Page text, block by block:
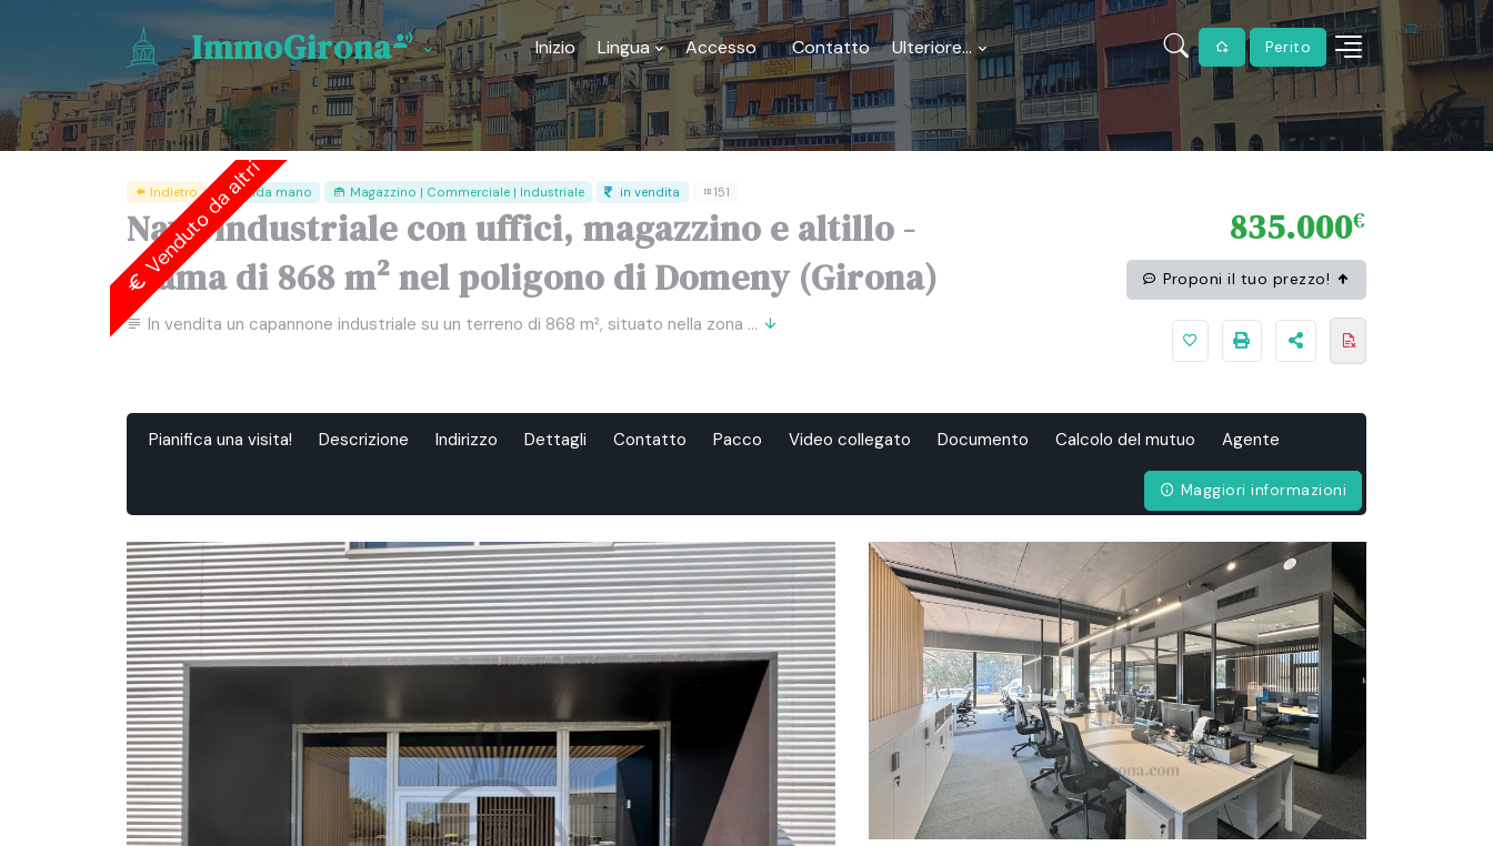
ImmoGirona Inizio Lingua Accesso Contatto Ulteriore... Perito
Indietro Segunda mano Magazzino | Commerciale | Industriale in vendita 151
Nave industriale con uffici, magazzino e altillo -
trama di 868 m² nel poligono di Domeny (Girona)
Venduto da altri
In vendita un capannone industriale su un terreno di 868 m², situato nella zona ...
835.000€
Proponi il tuo prezzo!
Pianifica una visita! Descrizione Indirizzo Dettagli Contatto Pacco Video collegato Documento Calcolo del mutuo Agente
Maggiori informazioni